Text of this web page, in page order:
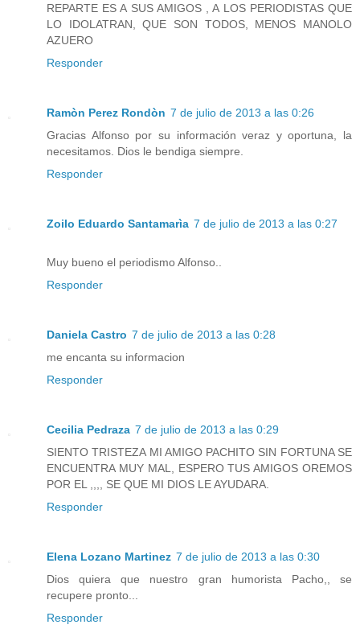
REPARTE ES A SUS AMIGOS , A LOS PERIODISTAS QUE
LO IDOLATRAN, QUE SON TODOS, MENOS MANOLO
AZUERO
Responder
Ramòn Perez Rondòn 7 de julio de 2013 a las 0:26
Gracias Alfonso por su información veraz y oportuna, la
necesitamos. Dios le bendiga siempre.
Responder
Zoilo Eduardo Santamarìa 7 de julio de 2013 a las 0:27
Muy bueno el periodismo Alfonso..
Responder
Daniela Castro 7 de julio de 2013 a las 0:28
me encanta su informacion
Responder
Cecilia Pedraza 7 de julio de 2013 a las 0:29
SIENTO TRISTEZA MI AMIGO PACHITO SIN FORTUNA SE
ENCUENTRA MUY MAL, ESPERO TUS AMIGOS OREMOS
POR EL ,,,, SE QUE MI DIOS LE AYUDARA.
Responder
Elena Lozano Martinez 7 de julio de 2013 a las 0:30
Dios quiera que nuestro gran humorista Pacho,, se
recupere pronto...
Responder